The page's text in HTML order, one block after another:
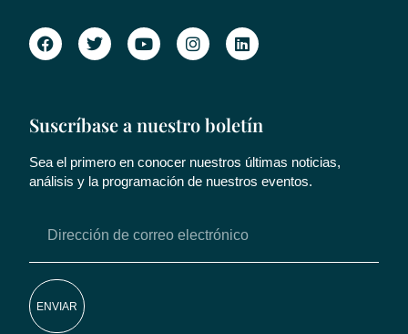
Suscríbase a nuestro boletín
Sea el primero en conocer nuestros últimas noticias,
análisis y la programación de nuestros eventos.
ENVIAR